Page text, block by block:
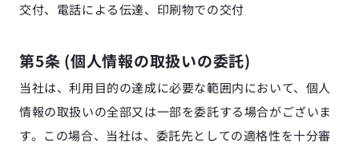
交付、電話による伝達、印刷物での交付
第5条 (個人情報の取扱いの委託)
当社は、利用目的の達成に必要な範囲内において、個人
情報の取扱いの全部又は一部を委託する場合がございま
す。この場合、当社は、委託先としての適格性を十分審